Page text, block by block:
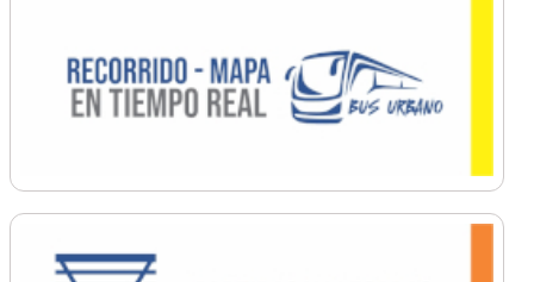
Ordenamiento
Promoción Social
Salud
Secretaría General